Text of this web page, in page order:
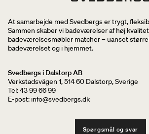
At samarbejde med Svedbergs er trygt,
Sammen skaber vi badeværelser af høj
badeværelsesmøbler matcher – uanset
badeværelset og i hjemmet.
Svedbergs i Dalstorp AB
Verkstadsvägen 1, 514 60 Dalstorp, Sverige
Tel: 43 99 66 99
E-post: info@svedbergs.dk
Spørgsmål og svar